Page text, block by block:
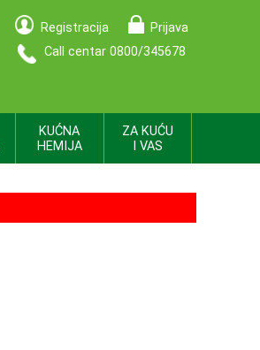
Registracija
Prijava
Call centar 0800/345678
KUĆNA
HEMIJA
ZA KUĆU
I VAS